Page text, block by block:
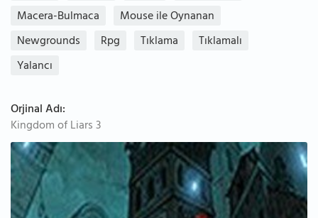
Macera-Bulmaca
Mouse ile Oynanan
Newgrounds
Rpg Tıklama
Tıklamalı
Yalancı
Orjinal Adı:
Kingdom of Liars 3